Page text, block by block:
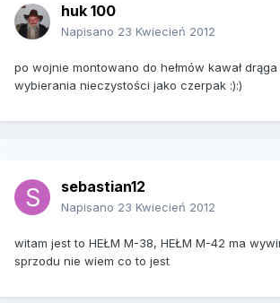
huk 100
Napisano 23 Kwiecień 2012
po wojnie montowano do hełmów kawał
wybierania nieczystości jako czerpak :):)
sebastian12
Napisano 23 Kwiecień 2012
witam jest to HEŁM M-38, HEŁM M-42 ma
sprzodu nie wiem co to jest